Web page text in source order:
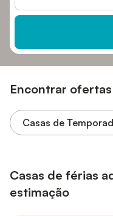
Encontrar ofertas
Casas de
Casas de férias
estimação